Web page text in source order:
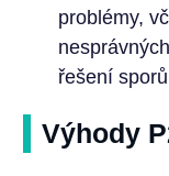
problémy,
řešení
Výhody